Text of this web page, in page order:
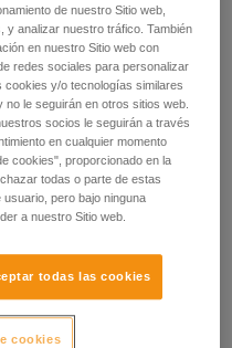
2026
de nuestro Sitio web,
y analizar nuestro tráfico. También
en nuestro Sitio web con
redes sociales para personalizar
y/o tecnologías similares
le seguirán en otros sitios web.
socios le seguirán a través
en cualquier momento
cookies", proporcionado en la
todas o parte de estas
pero bajo ninguna
a nuestro Sitio web.
todas las cookies
cookies